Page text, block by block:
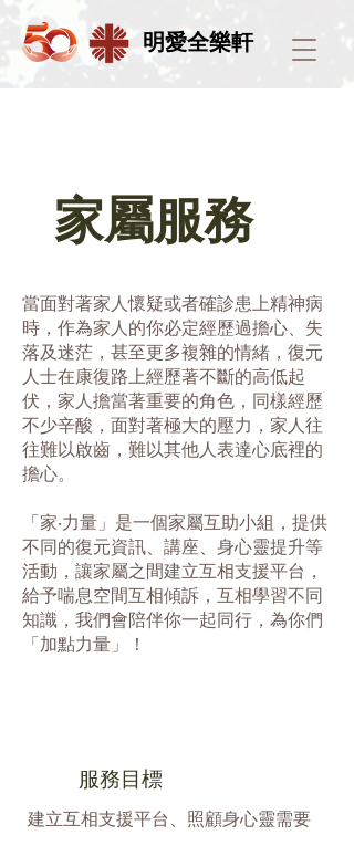
明愛全樂軒
家屬服務
當面對著家人懷疑或者確診患上精神病
時，作為家人的你必定經歷過擔心、失
落及迷茫，甚至更多複雜的情緒，復元
人士在康復路上經歷著不斷的高低起
伏，家人擔當著重要的角色，同樣經歷
不少辛酸，面對著極大的壓力，家人往
往難以啟齒，難以其他人表達心底裡的
擔心。
「家‧力量」是一個家屬互助小組，提供
不同的復元資訊、講座、身心靈提升等
活動，讓家屬之間建立互相支援平台，
給予喘息空間互相傾訴，互相學習不同
知識，我們會陪伴你一起同行，為你們
「加點力量」！
服務目標
​建立互相支援平台、照顧身心靈需要